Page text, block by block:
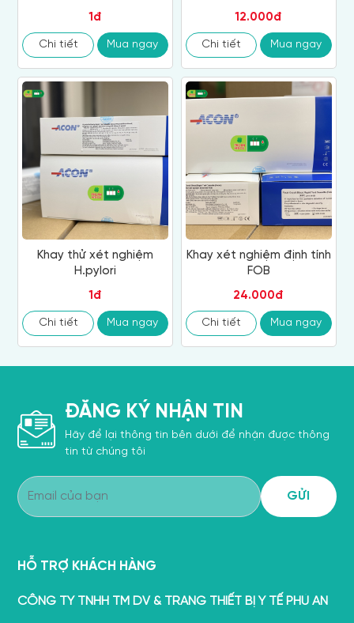
1đ
Chi tiết Mua ngay
12.000đ
Chi tiết Mua ngay
Khay thử xét nghiệm
H.pylori
1đ
Chi tiết Mua ngay
Khay xét nghiệm định tính
FOB
24.000đ
Chi tiết Mua ngay
ĐĂNG KÝ NHẬN TIN
Hãy để lại thông tin bên dưới để nhận được thông
tin từ chúng tôi
HỖ TRỢ KHÁCH HÀNG
CÔNG TY TNHH TM DV & TRANG THIẾT BỊ Y TẾ PHÚ AN